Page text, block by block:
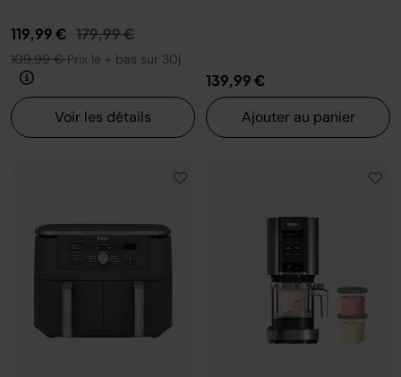
119,99 € Prix réduit de
179,99 €au
109,99 €Prix le + bas sur 30j
Voir les détails
139,99 €
Ajouter au panier